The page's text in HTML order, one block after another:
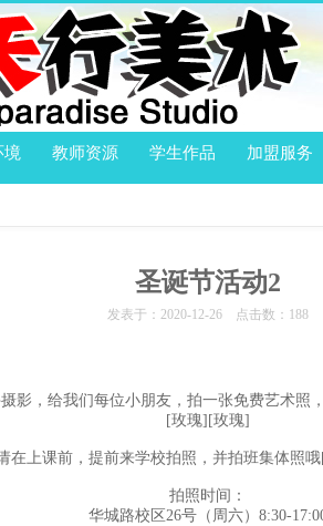
境 教师资源 学生作品 加盟服务
圣诞节活动2
发表于：2020-12-26 点击数： 188
影，给我们每位小朋友，拍一张免费艺术照
[玫瑰][玫瑰]
在上课前，提前来学校拍照，并拍班集体照
拍照时间：
华城路校区26号（周六）8:30-